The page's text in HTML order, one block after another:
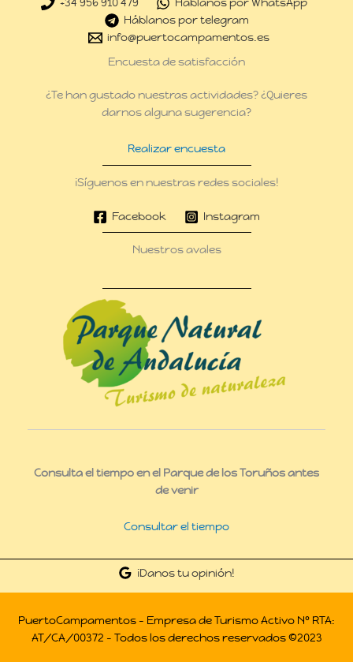
Háblanos por telegram
info@puertocampamentos.es
Encuesta de satisfacción
¿Te han gustado nuestras actividades? ¿Quieres
darnos alguna sugerencia?
Realizar encuesta
¡Síguenos en nuestras redes sociales!
Facebook Instagram
Nuestros avales
Consulta el tiempo en el Parque de los Toruños antes
de venir
Consultar el tiempo
¡Danos tu opinión!
PuertoCampamentos - Empresa de Turismo Activo Nº RTA:
AT/CA/00372 - Todos los derechos reservados ©2023